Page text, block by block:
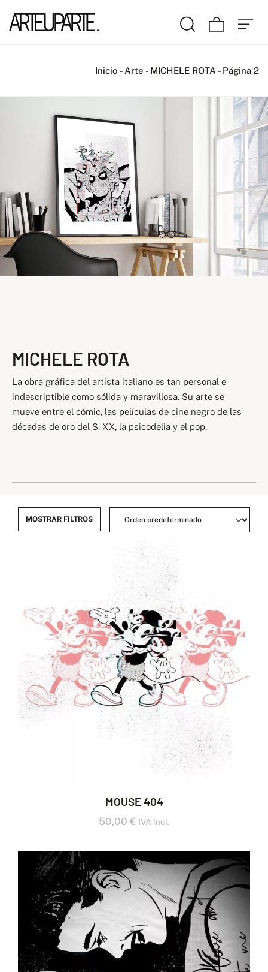
Inicio - Arte - MICHELE ROTA - Página 2
MICHELE ROTA
La obra gráfica del artista italiano es tan personal e
indescriptible como sólida y maravillosa. Su arte se
mueve entre el cómic, las películas de cine negro de las
décadas de oro del S. XX, la psicodelia y el pop.
MOSTRAR FILTROS
MOUSE 404
50,00 € IVA incl.